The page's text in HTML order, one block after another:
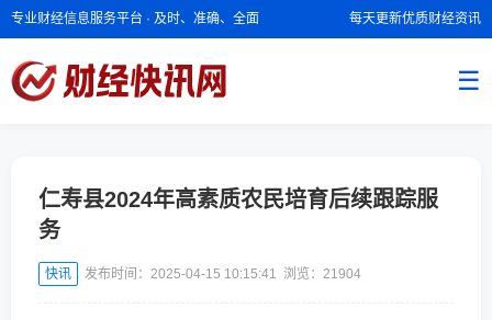
专业财经信息服务平台 · 及时、准确、全面 每天更新优质财经资讯
☰
仁寿县2024年高素质农民培育后续跟踪服
务
快讯 发布时间：2025-04-15 10:15:41 浏览： 21904